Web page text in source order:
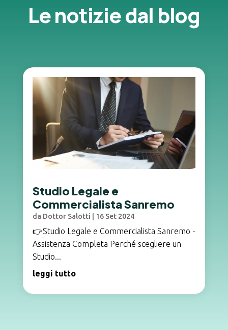
Le notizie dal blog
Studio Legale e
Commercialista Sanremo
da Dottor Salotti 16 Set 2024
👉Studio Legale e Commercialista Sanremo -
Assistenza Completa Perché scegliere un
Studio...
leggi tutto